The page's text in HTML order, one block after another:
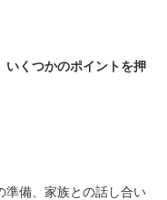
いくつかのポイントを押
準備、家族との話し合い